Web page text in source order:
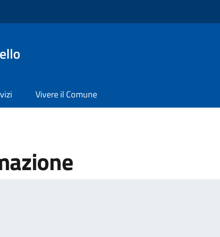
Vivere il Comune